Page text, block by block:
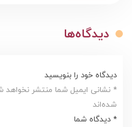
دیدگاه‌ها
دیدگاه خود را بنویسید
* نشانی ایمیل شما منتشر
شده‌اند
* دیدگاه شما